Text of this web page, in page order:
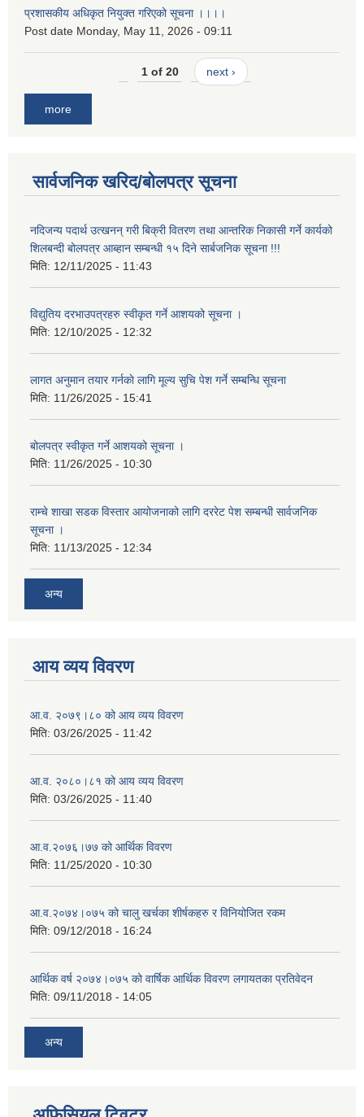
प्रशासकीय अधिकृत नियुक्त गरिएको सूचना ।।।।
Post date Monday, May 11, 2026 - 09:11
1 of 20 next ›
more
सार्वजनिक खरिद/बोलपत्र सूचना
नदिजन्य पदार्थ उत्खनन् गरी बिक्री वितरण तथा आन्तरिक निकासी गर्ने कार्यको
शिलबन्दी बोलपत्र आब्हान सम्बन्धी १५ दिने सार्बजनिक सूचना !!!
मिति: 12/11/2025 - 11:43
विद्युतिय दरभाउपत्रहरु स्वीकृत गर्ने आशयको सूचना ।
मिति: 12/10/2025 - 12:32
लागत अनुमान तयार गर्नकाे लागि मूल्य सुचि पेश गर्ने सम्बन्धि सूचना
मिति: 11/26/2025 - 15:41
बोलपत्र स्वीकृत गर्ने आशयको सूचना ।
मिति: 11/26/2025 - 10:30
राम्चे शाखा सडक विस्तार आयोजनाको लागि दररेट पेश सम्बन्धी सार्वजनिक
सूचना ।
मिति: 11/13/2025 - 12:34
अन्य
आय व्यय विवरण
आ.व. २०७९।८० को आय व्यय विवरण
मिति: 03/26/2025 - 11:42
आ.व. २०८०।८१ को आय व्यय विवरण
मिति: 03/26/2025 - 11:40
आ.व.२०७६।७७ को आर्थिक विवरण
मिति: 11/25/2020 - 10:30
आ.व.२०७४।०७५ को चालु खर्चका शीर्षकहरु र विनियोजित रकम
मिति: 09/12/2018 - 16:24
आर्थिक वर्ष २०७४।०७५ को वार्षिक आर्थिक विवरण लगायतका प्रतिवेदन
मिति: 09/11/2018 - 14:05
अन्य